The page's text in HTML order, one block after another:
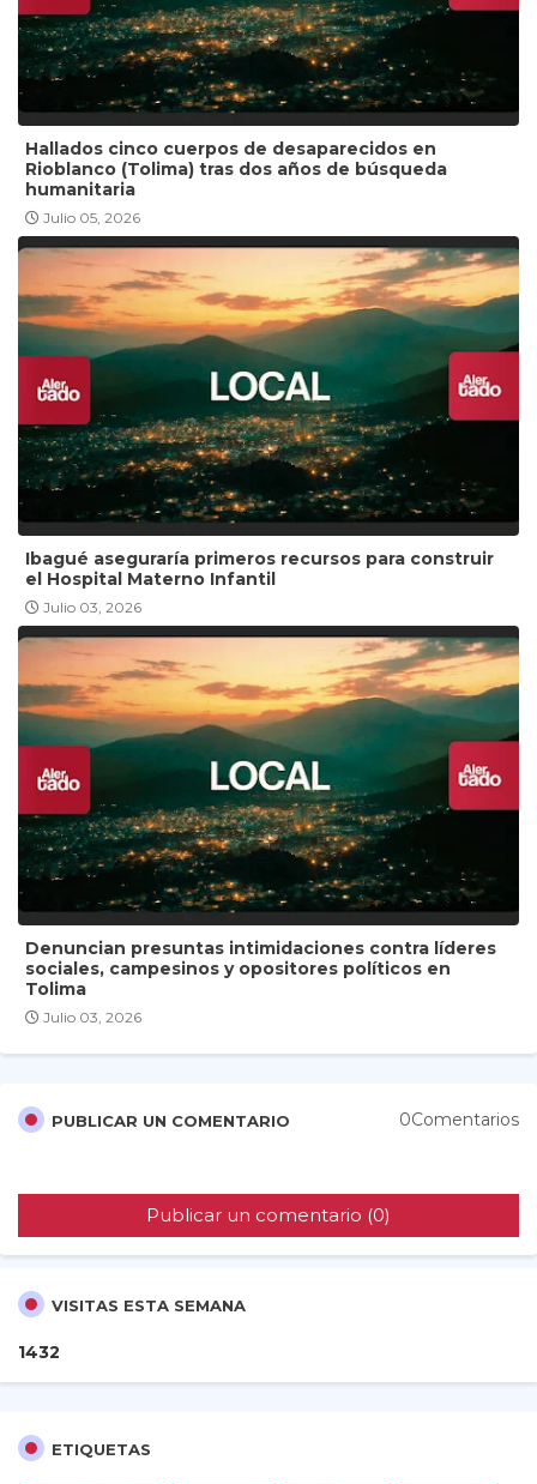
Hallados cinco cuerpos de desaparecidos en
Rioblanco (Tolima) tras dos años de búsqueda
humanitaria
Julio 05, 2026
Ibagué aseguraría primeros recursos para construir
el Hospital Materno Infantil
Julio 03, 2026
Denuncian presuntas intimidaciones contra líderes
sociales, campesinos y opositores políticos en
Tolima
Julio 03, 2026
PUBLICAR UN COMENTARIO 0Comentarios
Publicar un comentario (0)
VISITAS ESTA SEMANA
1432
ETIQUETAS